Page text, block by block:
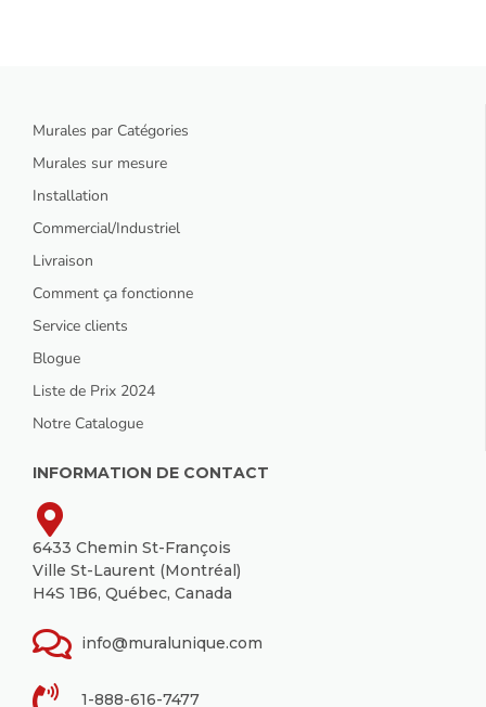
Murales par Catégories
Murales sur mesure
Installation
Commercial/Industriel
Livraison
Comment ça fonctionne
Service clients
Blogue
Liste de Prix 2024
Notre Catalogue
INFORMATION DE CONTACT
6433 Chemin St-François
Ville St-Laurent (Montréal)
H4S 1B6, Québec, Canada
info@muralunique.com
1-888-616-7477